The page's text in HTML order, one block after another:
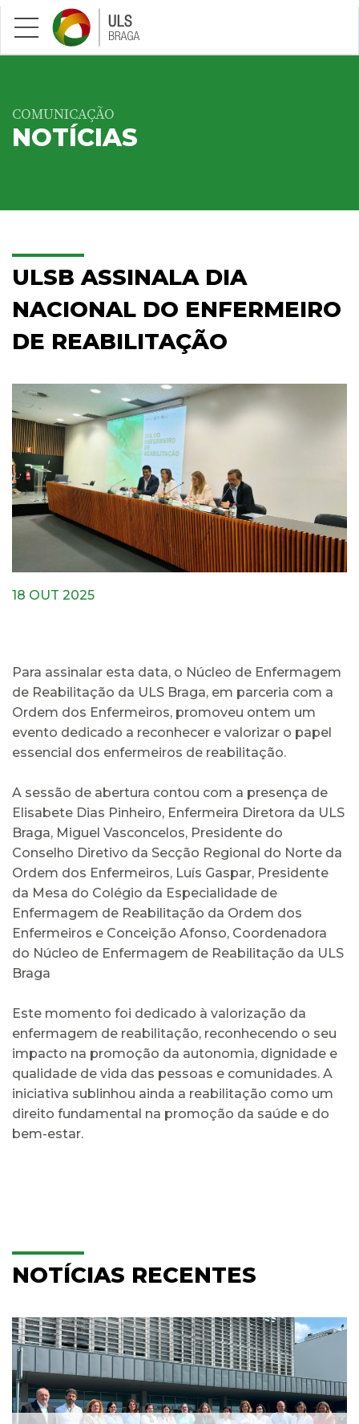
Saltar para conteúdo principal
COMUNICAÇÃO
NOTÍCIAS
ULSB ASSINALA DIA
NACIONAL DO ENFERMEIRO
DE REABILITAÇÃO
18 OUT 2025
Para assinalar esta data, o Núcleo de Enfermagem
de Reabilitação da ULS Braga, em parceria com a
Ordem dos Enfermeiros, promoveu ontem um
evento dedicado a reconhecer e valorizar o papel
essencial dos enfermeiros de reabilitação.
A sessão de abertura contou com a presença de
Elisabete Dias Pinheiro, Enfermeira Diretora da ULS
Braga, Miguel Vasconcelos, Presidente do
Conselho Diretivo da Secção Regional do Norte da
Ordem dos Enfermeiros, Luís Gaspar, Presidente
da Mesa do Colégio da Especialidade de
Enfermagem de Reabilitação da Ordem dos
Enfermeiros e Conceição Afonso, Coordenadora
do Núcleo de Enfermagem de Reabilitação da ULS
Braga
Este momento foi dedicado à valorização da
enfermagem de reabilitação, reconhecendo o seu
impacto na promoção da autonomia, dignidade e
qualidade de vida das pessoas e comunidades. A
iniciativa sublinhou ainda a reabilitação como um
direito fundamental na promoção da saúde e do
bem-estar.
NOTÍCIAS RECENTES